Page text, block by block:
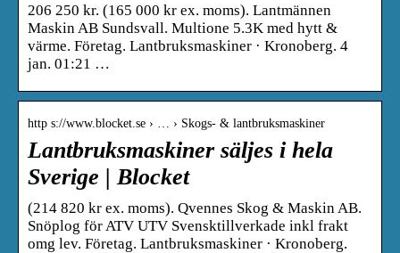
206 250 kr. (165 000 kr ex. moms). Lantmännen
Maskin AB Sundsvall. Multione 5.3K med hytt &
värme. Företag. Lantbruksmaskiner · Kronoberg. 4
jan. 01:21 …
http s://www.blocket.se › … › Skogs- & lantbruksmaskiner
Lantbruksmaskiner säljes i hela
Sverige | Blocket
(214 820 kr ex. moms). Qvennes Skog & Maskin AB.
Snöplog för ATV UTV Svensktillverkade inkl frakt
omg lev. Företag. Lantbruksmaskiner · Kronoberg.